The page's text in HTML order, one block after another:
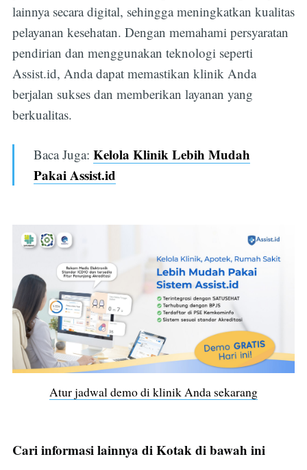
lainnya secara digital, sehingga meningkatkan kualitas
pelayanan kesehatan. Dengan memahami persyaratan
pendirian dan menggunakan teknologi seperti
Assist.id, Anda dapat memastikan klinik Anda
berjalan sukses dan memberikan layanan yang
berkualitas.
Baca Juga:Kelola Klinik Lebih Mudah
Pakai Assist.id
Atur jadwal demo di klinik Anda sekarang
Cari informasi lainnya di Kotak di bawah ini
Subscribe